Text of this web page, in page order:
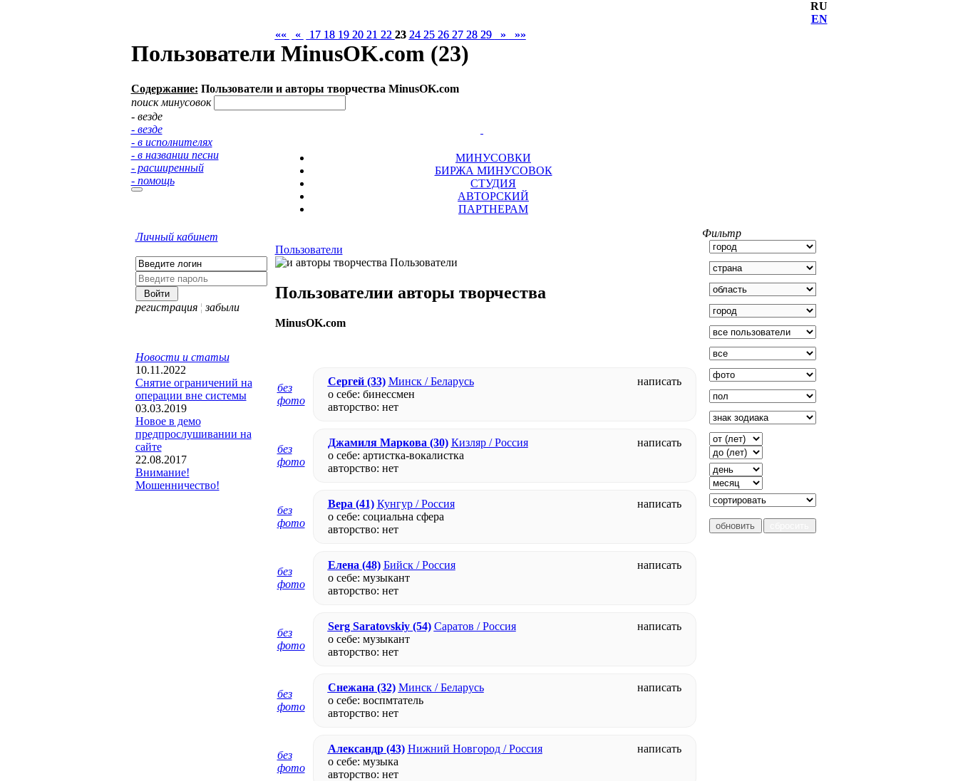
RU
EN
Пользователи MinusOK.com (23)
Содержание: Пользователи и авторы творчества MinusOK.com
поиск минусовок
- везде
- везде
- в исполнителях
- в названии песни
- расширенный
- помощь
МИНУСОВКИ
БИРЖА МИНУСОВОК
СТУДИЯ
АВТОРСКИЙ
ПАРТНЕРАМ
Личный кабинет
регистрация ¦ забыли
Новости и статьи
10.11.2022
Снятие ограничений на
операции вне системы
03.03.2019
Новое в демо
предпрослушивании на
сайте
22.08.2017
Внимание!
Мошенничество!
Пользователи
Пользователии авторы творчества
MinusOK.com
«« « 17 18 19 20 21 22 23 24 25 26 27 28 29 » »»
без
фото
написать
Сергей(33) Минск / Беларусь
о себе: бинессмен
авторство: нет
без
фото
написать
Джамиля Маркова (30) Кизляр / Россия
о себе: артистка-вокалистка
авторство: нет
без
фото
написать
Вера (41) Кунгур / Россия
о себе: социальна сфера
авторство: нет
без
фото
написать
Елена (48) Бийск / Россия
о себе: музыкант
авторство: нет
без
фото
написать
Serg Saratovskiy(54) Саратов / Россия
о себе: музыкант
авторство: нет
без
фото
написать
Снежана (32) Минск / Беларусь
о себе: воспмтатель
авторство: нет
без
фото
написать
Александр(43) Нижний Новгород / Россия
о себе: музыка
авторство: нет
«« « 17 18 19 20 21 22 23 24 25 26 27 28 29 » »»
Фильтр